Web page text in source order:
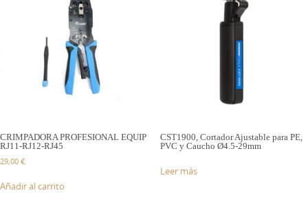
CRIMPADORA PROFESIONAL EQUIP
RJ11-RJ12-RJ45
29,00 €
Añadir al carrito
CST1900, Cortador Ajustable para PE,
PVC y Caucho Ø4.5-29mm
Leer más